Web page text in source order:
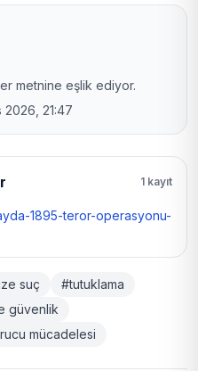
metnine eşlik ediyor.
21:47
1 kayıt
1895-teror-operasyonu-
suç
#tutuklama
güvenlik
mücadelesi